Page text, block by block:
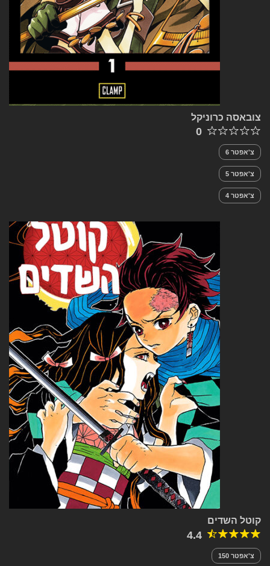
צובאסה כרוניקל
0
צ'אפטר 6
צ'אפטר 5
צ'אפטר 4
קוטל השדים
4.4
צ'אפטר 150